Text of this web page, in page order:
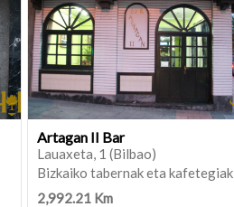
Artagan II Bar
Lauaxeta, 1 (Bilbao)
Bizkaiko tabernak eta kafetegiak
2,992.21 Km